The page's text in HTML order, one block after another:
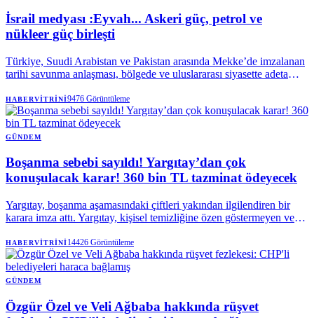
İsrail medyası :Eyvah... Askeri güç, petrol ve
nükleer güç birleşti
Türkiye, Suudi Arabistan ve Pakistan arasında Mekke’de imzalanan
tarihi savunma anlaşması, bölgede ve uluslararası siyasette adeta
HABERVITRINI9476 Görüntüleme
GÜNDEM
Boşanma sebebi sayıldı! Yargıtay’dan çok
konuşulacak karar! 360 bin TL tazminat ödeyecek
Yargıtay, boşanma aşamasındaki çiftleri yakından ilgilendiren bir
karara imza attı. Yargıtay, kişisel temizliğine özen göstermeyen ve
tam kusurlu buldu. Mahkeme, 360 bin lira tazminata hükmeden Aile
Mahkemesi’nin kararını onadı.
HABERVITRINI14426 Görüntüleme
GÜNDEM
Özgür Özel ve Veli Ağbaba hakkında rüşvet